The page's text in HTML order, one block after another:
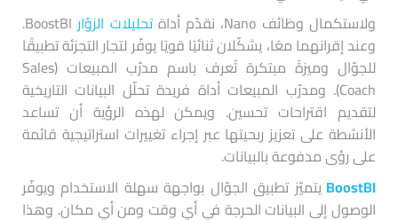
ولاستكمال وظائف Nano، نقدّم أداة
تحليلات الزوّار
BoostBI.
وعند إقرانهما معًا، يشكّلان ثنائيًا قويًا يوفّر لتجار التجزئة تطبيقًا
للجوّال وميزةً مبتكرة تُعرف باسم مدرّب المبيعات (Sales
Coach). ومدرّب المبيعات أداة فريدة تحلّل البيانات التاريخية
لتقديم اقتراحات تحسين. ويمكن لهذه الرؤية أن تساعد
الأنشطة على تعزيز ربحيتها عبر إجراء تغييرات استراتيجية قائمة
على رؤى مدفوعة بالبيانات.
BoostBI يتميّز تطبيق الجوّال بواجهة سهلة الاستخدام ويوفّر
الوصول إلى البيانات الحرجة في أي وقت ومن أي مكان. وهذا